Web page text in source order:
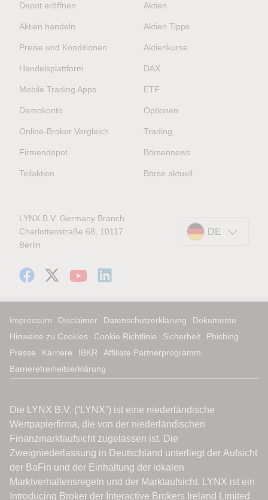
Depot eröffnen
Aktien handeln
Preise und Konditionen
Handelsplattform
Mobile Trading Apps
Demokonto
Online-Broker Vergleich
Firmendepot
Teilaktien
Aktien
Aktien Tipps
Aktienkurse
DAX
ETF
Optionen
Trading
Börsennews
Börse aktuell
LYNX B.V. Germany Branch
Charlottenstraße 68, 10117
Berlin
DE
Impressum Disclaimer Datenschutzerklärung
Dokumente
Hinweise zu Cookies
Cookie Richtlinie Sicherheit
Phishing
Presse
Karriere IBKR
Affiliate Partnerprogramm
Barrierefreiheitserklärung